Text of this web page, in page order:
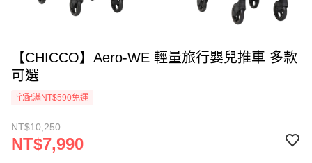
【CHICCO】Aero-WE 輕量旅行嬰兒推車 多款
可選
宅配滿NT$590免運
NT$10,250
NT$7,990